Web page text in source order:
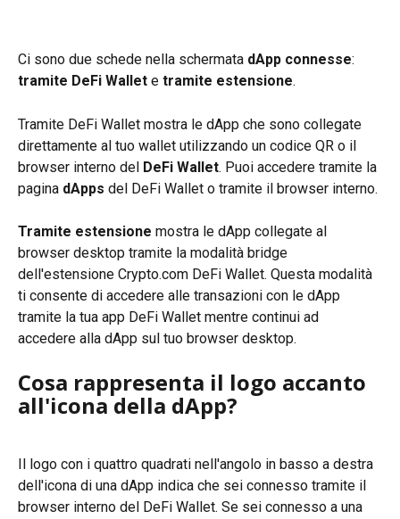
Ci sono due schede nella schermata dApp connesse:
tramite DeFi Wallet e tramite estensione.
Tramite DeFi Wallet mostra le dApp che sono collegate
direttamente al tuo wallet utilizzando un codice QR o il
browser interno del DeFi Wallet. Puoi accedere tramite la
pagina dApps del DeFi Wallet o tramite il browser interno.
Tramite estensione mostra le dApp collegate al
browser desktop tramite la modalità bridge
dell'estensione Crypto.com DeFi Wallet. Questa modalità
ti consente di accedere alle transazioni con le dApp
tramite la tua app DeFi Wallet mentre continui ad
accedere alla dApp sul tuo browser desktop.
Cosa rappresenta il logo accanto
all'icona della dApp?
Il logo con i quattro quadrati nell'angolo in basso a destra
dell'icona di una dApp indica che sei connesso tramite il
browser interno del DeFi Wallet. Se sei connesso a una